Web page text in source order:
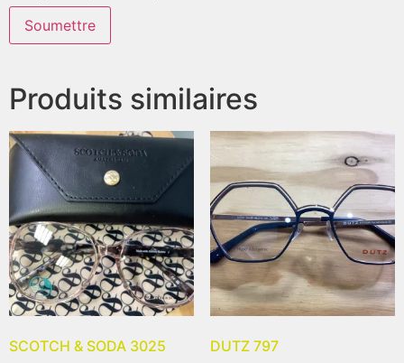
Produits similaires
SCOTCH & SODA 3025 DUTZ 797